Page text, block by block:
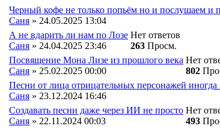
Черный кофе не только попьём но и послушаем и
Саня » 24.05.2025 13:04
А не вдарить ли нам по Лозе
Саня » 24.04.2025 23:46
Нет ответов
263 Просм.
Посвящение Мона Лизе из прошлого века
Саня » 25.02.2025 00:00
Нет
802
Песни от лица отрицательных персонажей иногда
Саня » 23.12.2024 16:46
Создавать песни даже через ИИ не просто
Саня » 22.11.2024 00:03
Нет
493